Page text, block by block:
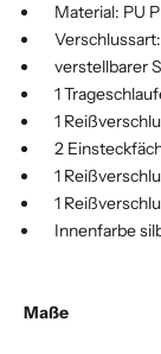
Material: PU
verstellbarer
1
1
2
1
1
Innenfarbe
Maße